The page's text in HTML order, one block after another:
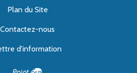
Plan du Site
Contactez-nous
d'information